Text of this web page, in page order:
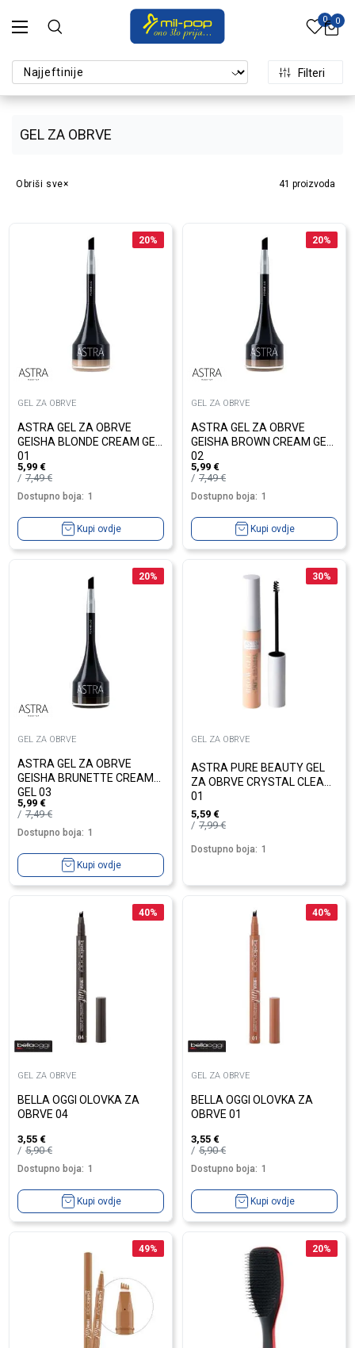
0 0
GEL ZA OBRVE
Filteri
41 proizvoda
Obriši sve
20%
GEL ZA OBRVE
ASTRA GEL ZA OBRVE
GEISHA BLONDE CREAM GEL
01
5,99 €
7,49€
Dostupno boja: 1
Kupi ovdje
20%
GEL ZA OBRVE
ASTRA GEL ZA OBRVE
GEISHA BROWN CREAM GEL
02
5,99 €
7,49€
Dostupno boja: 1
Kupi ovdje
20%
GEL ZA OBRVE
ASTRA GEL ZA OBRVE
GEISHA BRUNETTE CREAM
GEL 03
5,99 €
7,49€
Dostupno boja: 1
Kupi ovdje
30%
GEL ZA OBRVE
ASTRA PURE BEAUTY GEL
ZA OBRVE CRYSTAL CLEAR
01
5,59 €
7,99€
Dostupno boja: 1
40%
GEL ZA OBRVE
BELLA OGGI OLOVKA ZA
OBRVE 04
3,55 €
5,90€
Dostupno boja: 1
Kupi ovdje
40%
GEL ZA OBRVE
BELLA OGGI OLOVKA ZA
OBRVE 01
3,55 €
5,90€
Dostupno boja: 1
Kupi ovdje
49% 20%